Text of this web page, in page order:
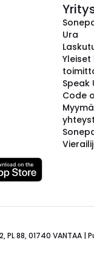
Ura
Speak
Code
88, 01740 VANTAA |